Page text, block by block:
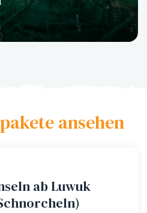
ansehen
ab Luwuk